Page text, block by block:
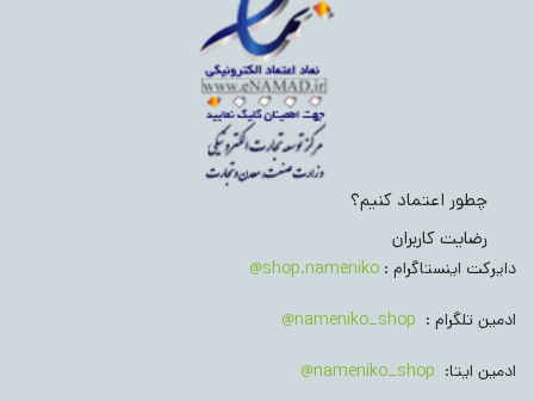
چطور اعتماد کنیم؟
رضایت کاربران
دایرکت اینستاگرام : shop.nameniko@
ادمین تلگرام : nameniko_shop@
ادمین ایتا: nameniko_shop@